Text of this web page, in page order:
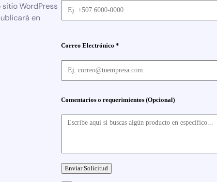
sitio WordPress
en
Correo Electrónico *
Comentarios o requerimientos (Opcional)